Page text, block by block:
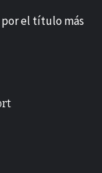
por el título más